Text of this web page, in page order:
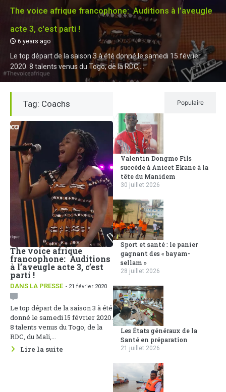
The voice afrique francophone: Auditions à l’aveugle
acte 3, c'est parti !
6 years ago
Le top départ de la saison 3 à été donné le samedi 15 février
2020. 8 talents venus du Togo, de la RDC,...
Tag: Coachs
The voice afrique
francophone: Auditions
à l’aveugle acte 3, c’est
parti !
DANS LA PRESSE - 21 février 2020
Le top départ de la saison 3 à été
donné le samedi 15 février 2020.
8 talents venus du Togo, de la
RDC, du Mali,...
Lire la suite
Populaire
Valentin Dongmo Fils
succède à Anicet Ekane à la
tête du Manidem
30 juillet 2026
Sport et santé : le panier
gagnant des « bayam-
sellam »
28 juillet 2026
Les États généraux de la
Santé en préparation
21 juillet 2026